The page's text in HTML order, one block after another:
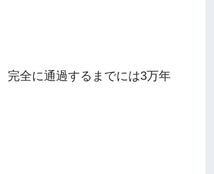
完全に通過するまでには3万年